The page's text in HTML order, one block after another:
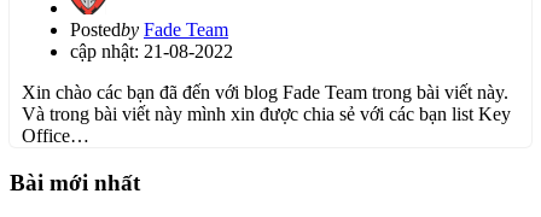
Postedby Fade Team
cập nhật: 21-08-2022
Xin chào các bạn đã đến với blog Fade Team trong bài viết này.
Và trong bài viết này mình xin được chia sẻ với các bạn list Key
Office…
Bài mới nhất